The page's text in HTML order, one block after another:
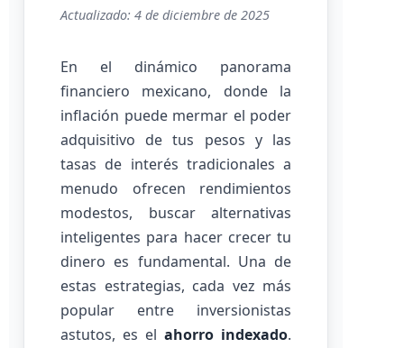
Actualizado: 4 de diciembre de 2025
En el dinámico panorama
financiero mexicano, donde la
inflación puede mermar el poder
adquisitivo de tus pesos y las
tasas de interés tradicionales a
menudo ofrecen rendimientos
modestos, buscar alternativas
inteligentes para hacer crecer tu
dinero es fundamental. Una de
estas estrategias, cada vez más
popular entre inversionistas
astutos, es el ahorro indexado.